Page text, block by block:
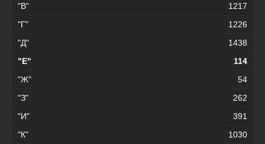
"В"
1217
"Г"
1226
"Д"
1438
"Е"
114
"Ж"
54
"З"
262
"И"
391
"К"
1030